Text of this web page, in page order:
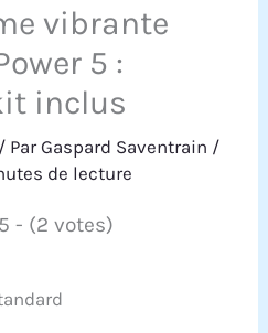
vibrante
5 :
inclus
/ ParGaspard Saventrain /
de lecture
- (2 votes)